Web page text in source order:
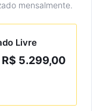
mensalmente.
Livre
R$ 5.299,00